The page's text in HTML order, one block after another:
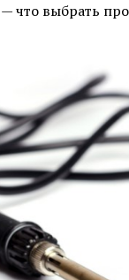
что выбрать